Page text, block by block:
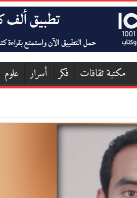
مكتبة ثقافات فكر أسرار علوم